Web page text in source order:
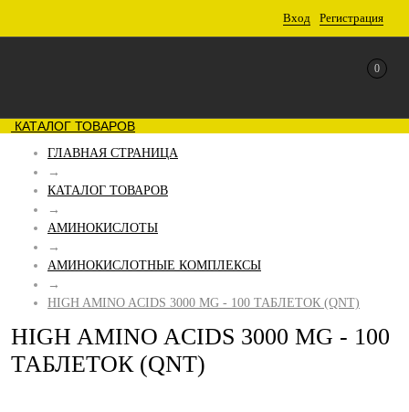
Вход Регистрация
0
КАТАЛОГ ТОВАРОВ
ГЛАВНАЯ СТРАНИЦА
→
КАТАЛОГ ТОВАРОВ
→
АМИНОКИСЛОТЫ
→
АМИНОКИСЛОТНЫЕ КОМПЛЕКСЫ
→
HIGH AMINO ACIDS 3000 MG - 100 ТАБЛЕТОК (QNT)
HIGH AMINO ACIDS 3000 MG - 100
ТАБЛЕТОК (QNT)